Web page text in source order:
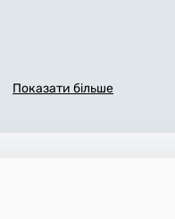
Показати більше